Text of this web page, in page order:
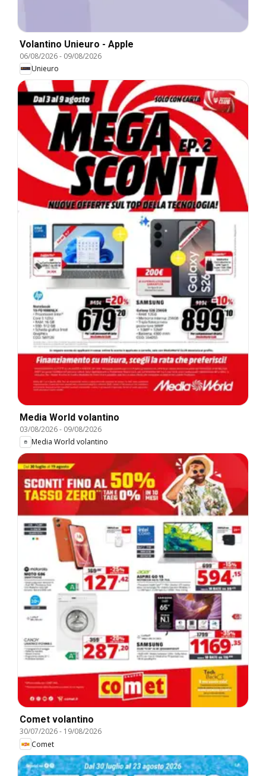
Volantino Unieuro - Apple
06/08/2026- 09/08/2026
Unieuro
Media World volantino
03/08/2026- 09/08/2026
Media World volantino
Comet volantino
30/07/2026- 19/08/2026
Comet